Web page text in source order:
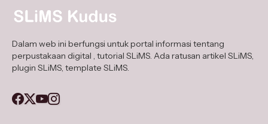
Dalam web ini berfungsi untuk portal informasi tentang
perpustakaan digital , tutorial SLiMS. Ada ratusan artikel SLiMS,
plugin SLiMS, template SLiMS.